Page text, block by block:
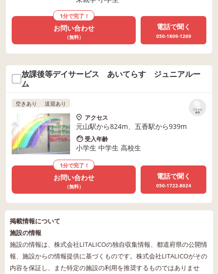
1分で完了！
お問い合わせ
（無料）
電話で聞く
050-1809-1269
放課後等デイサービス あいてらす ジュニアルー
ム
リストに
保存
空きあり 送迎あり
アクセス
元山駅から824m、五香駅から939m
受入年齢
小学生 中学生 高校生
1分で完了！
お問い合わせ
（無料）
電話で聞く
050-1722-8024
掲載情報について
施設の情報
施設の情報は、株式会社LITALICOの独自収集情報、都道府県の公開情
報、施設からの情報提供に基づくものです。株式会社LITALICOがその
内容を保証し、また特定の施設の利用を推奨するものではありませ